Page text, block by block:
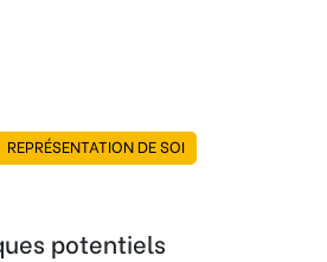
REPRÉSENTATION DE SOI
potentiels